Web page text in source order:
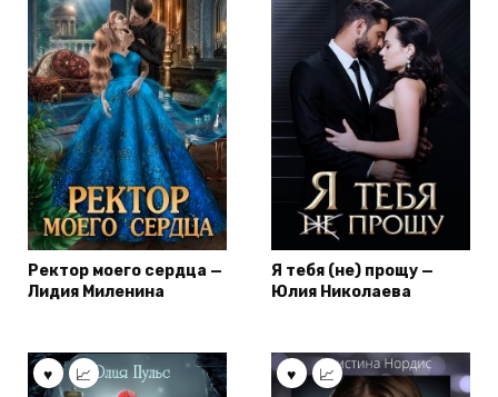
Ректор моего сердца —
Лидия Миленина
Я тебя (не) прощу —
Юлия Николаева